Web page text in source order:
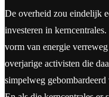
De overheid zou eindelijk
investeren in
vorm van energie
overjarige activisten die
simpelweg